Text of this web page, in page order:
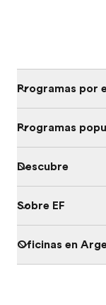
Programas por
Programas
Descubre
Sobre EF
Oficinas en